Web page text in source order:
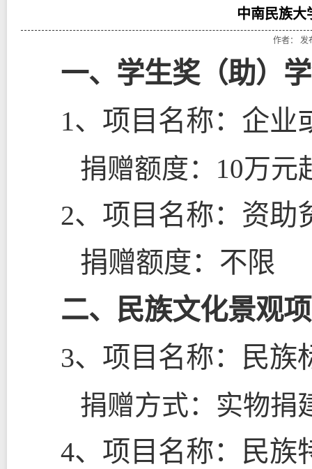
中南民族大
作者： 发
一、学生奖（助）
1、项目名称：企业
捐赠额度： 10万元
2、项目名称：资助
捐赠额度：不限
二、民族文化景观
3、项目名称：民族
捐赠方式：实物捐
4、项目名称：民族